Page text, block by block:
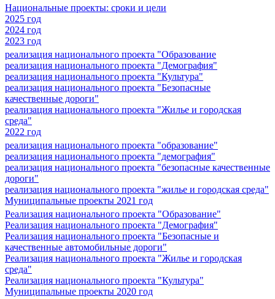
Национальные проекты: сроки и цели
2025 год
2024 год
2023 год
реализация национального проекта "Образование
реализация национального проекта "Демография"
реализация национального проекта "Культура"
реализация национального проекта "Безопасные
качественные дороги"
реализация национального проекта "Жилье и городская
среда"
2022 год
реализация национального проекта "образование"
реализация национального проекта "демография"
реализация национального проекта "безопасные качественные
дороги"
реализация национального проекта "жилье и городская среда"
Муниципальные проекты 2021 год
Реализация национального проекта "Образование"
Реализация национального проекта "Демография"
Реализация национального проекта "Безопасные и
качественные автомобильные дороги"
Реализация национального проекта "Жилье и городская
среда"
Реализация национального проекта "Культура"
Муниципальные проекты 2020 год